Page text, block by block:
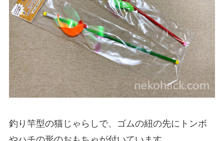
釣り竿型の猫じゃらしで、
ゴムの紐の先にトンボ